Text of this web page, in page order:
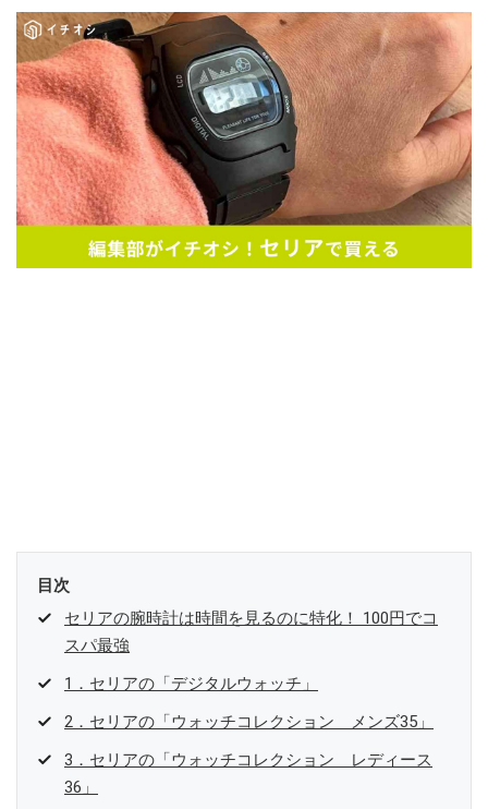
目次
セリアの腕時計は時間を見るのに特化！ 100円でコ
スパ最強
1．セリアの「デジタルウォッチ」
2．セリアの「ウォッチコレクション メンズ35」
3．セリアの「ウォッチコレクション レディース
36」